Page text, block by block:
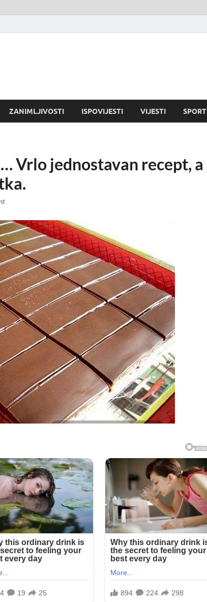
ZANIMLJIVOSTI ISPOVIJESTI VIJESTI SPORT
Vrlo jednostavan recept, a